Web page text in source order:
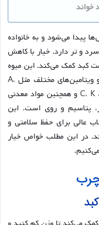
خواند
پیدا می‌شود و به خانواده
و تر دارد. خیار با کاهش
کبد کمک می‌کند. این میوه
کالری کمی دارد و سرشار از فیبر و ویتامین‌های مختلف مثل A،
B1، B2، B3، B5، B6، اسید فولیک، C، K و همچنین مواد معدنی
پتاسیم و روی است. این
عالی برای حفظ سلامتی و
در این مطلب خواص خیار
چرب